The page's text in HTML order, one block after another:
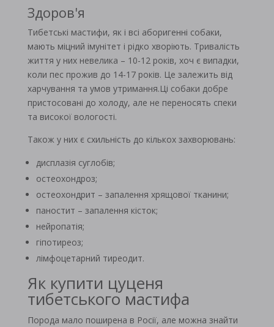
Здоров'я
Тибетські мастифи, як і всі аборигенні собаки,
мають міцний імунітет і рідко хворіють. Тривалість
життя у них невелика – 10-12 років, хоч є випадки,
коли пес прожив до 14-17 років. Це залежить від
харчування та умов утримання.Ці собаки добре
пристосовані до холоду, але не переносять спеки
та високої вологості.
Також у них є схильність до кількох захворювань:
дисплазія суглобів;
остеохондроз;
остеохондрит – запалення хрящової тканини;
паностит – запалення кісток;
нейропатія;
гіпотиреоз;
лімфоцетарний тиреодит.
Як купити цуценя
тибетського мастифа
Порода мало поширена в Росії, але можна знайти